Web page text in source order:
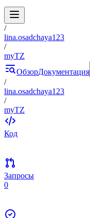
/
lina.osadchaya123
/
myTZ
ОбзорДокументация
/
lina.osadchaya123
/
myTZ
Код
Запросы
0